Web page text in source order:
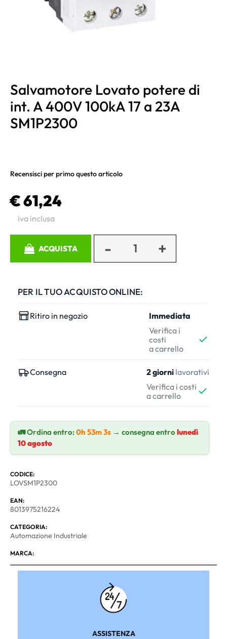
Salvamotore Lovato potere di
int. A 400V 100kA 17 a 23A
SM1P2300
Recensisci per primo questo articolo
€ 61,24
iva inclusa
ACQUISTA
PER IL TUO ACQUISTO ONLINE:
Ritiro in negozio
Immediata
Verifica i
costi
a carrello
Consegna 2 giorni lavorativi
Verifica i costi
a carrello
🚛 Ordina entro:0h 53m 2s → consegna entrolunedì
10 agosto
CODICE:
LOVSM1P2300
EAN:
8013975216224
CATEGORIA:
Automazione Industriale
MARCA:
ASSISTENZA